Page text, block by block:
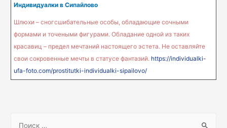
Индивидуалки в Сипайлово
Шлюхи – сногсшибательные особы, обладающие сочными
формами и точеными фигурами. Обладание одной из таких
красавиц – предел мечтаний настоящего эстета. Не оставляйте
свои сокровенные мечты в статусе фантазий. https://individualki-
ufa-foto.com/prostitutki-individualki-sipailovo/